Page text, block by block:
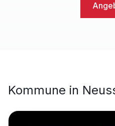
Kommune in